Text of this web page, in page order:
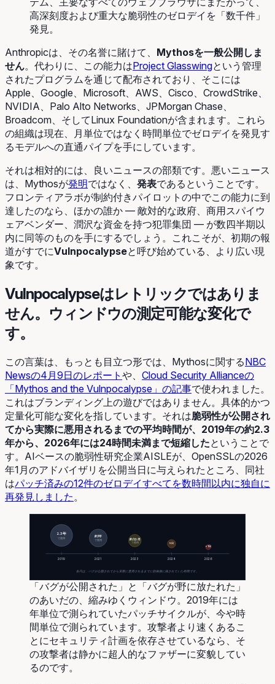
高深刻度および重大な脆弱性のゼロデイを「数千件」
発見。
Anthropicは、その名誉に賭けて、 Mythosを一般公開しま
せん。代わりに、この能力はProject Glasswingという管理
されたプログラムを通じて配布されており、そこには
Apple、Google、Microsoft、AWS、Cisco、CrowdStrike、
NVIDIA、Palo Alto Networks、JPMorgan Chase、
Broadcom、そしてLinux Foundationが含まれます。これら
の組織は現在、月単位ではなく時間単位でゼロデイを発見す
るモデルへの直通パイプを手にしています。
それは相対的には、良いニュースの部類です。悪いニュース
は、Mythosが発明ではなく、 発表であるということです。
フロンティアラボが制約付きパイロットの中でこの能力に到
達したのなら、ほかの誰か ― 敵対的な政府、商用スパイウ
ェアベンダー、潤沢な資金を持つ犯罪集団 ― が数四半期以
内に同等のものを手にするでしょう。これこそが、初期の報
道がすでにVulnpocalypseと呼び始めている、より広い現
象です。
Vulnpocalypseはレトリックではありま
せん。ウィンドウの測定可能な変化で
す。
この言葉は、もっとも目立つ形では、Mythosに関するNBC
Newsの4月9日のレポート や、 Cloud Security Allianceの
「Mythos and the Vulnpocalypse」の記事で使われました。
これはブランディング上の遊びではありません。具体的かつ
定量化可能な変化を指しています。それは脆弱性が公開され
てから実際に悪用されるまでの平均時間が、2019年の約2.3
年から、2026年には24時間未満まで短縮したということで
す。AIベースの脆弱性研究企業AISLEが、OpenSSLの2026
年1月のアドバイザリを公開当日に与えられたところ、同社
はパッチ済みの12件のゼロデイすべてを数時間以内に独自に
再発見しました 。
2019 2021 2023 2024 2026
2.3年
で悪用
約1年
で悪用 約3か月
で悪用 5日
<1日
各円は、バグが公開されてから実際に悪用されるまでに防御側に残されていた時間です。
「バグが公開された」と「バグが野に放たれた」
のあいだの、縮みゆくウィンドウ。2019年には
年単位で測られていたパッチサイクルが、今や時
間単位で測られています。攻撃者より速くあるこ
とにセキュリティ計画を依存させているなら、そ
の攻撃者は静かに超人的なファザーに変貌してい
るのです。